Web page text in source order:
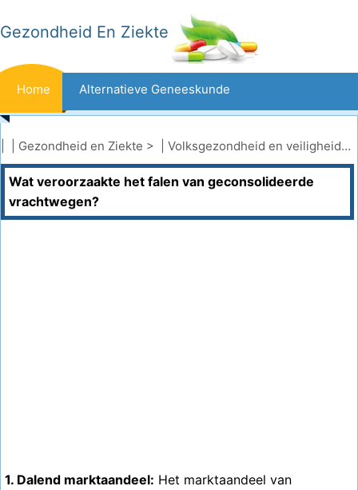
Gezondheid En Ziekte
Home Alternatieve Geneeskunde
Beten En Steken Kanker
Aandoeningen En Behandelingen Mond- En Tandzorg
Gezondheid en Ziekte > | Volksgezondheid en veiligheid|
Wat veroorzaakte het falen van geconsolideerde
vrachtwegen?
1. Dalend marktaandeel: Het marktaandeel van